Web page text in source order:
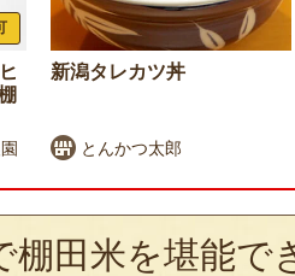
新潟タレカツ丼
とんかつ太郎
田米を堪能で